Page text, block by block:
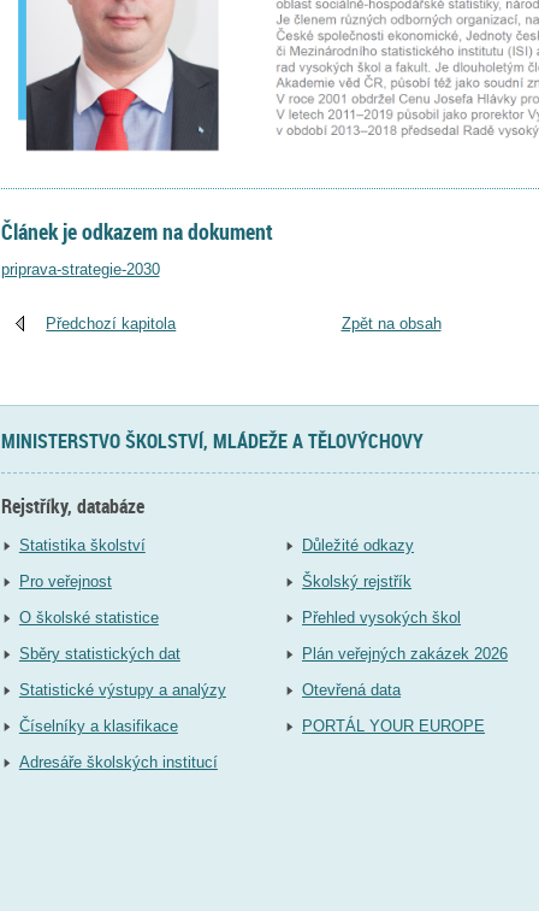
Článek je odkazem na dokument
priprava-strategie-2030
Předchozí kapitola Zpět na obsah
MINISTERSTVO ŠKOLSTVÍ, MLÁDEŽE A TĚLOVÝCHOVY
Rejstříky, databáze
Statistika školství
Pro veřejnost
O školské statistice
Sběry statistických dat
Statistické výstupy a analýzy
Číselníky a klasifikace
Adresáře školských institucí
Důležité odkazy
Školský rejstřík
Přehled vysokých škol
Plán veřejných zakázek 2026
Otevřená data
PORTÁL YOUR EUROPE